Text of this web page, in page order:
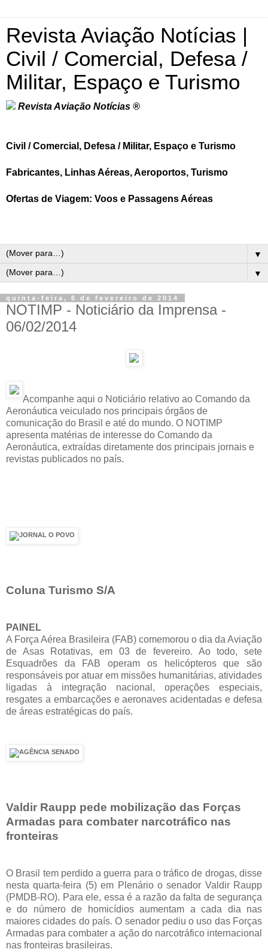
Revista Aviação Notícias |
Civil / Comercial, Defesa /
Militar, Espaço e Turismo
Revista Aviação Notícias ®
Civil / Comercial, Defesa / Militar, Espaço e Turismo
Fabricantes, Linhas Aéreas, Aeroportos, Turismo
Ofertas de Viagem: Voos e Passagens Aéreas
▼
▼
quinta-feira, 6 de fevereiro de 2014
NOTIMP - Noticiário da Imprensa -
06/02/2014
Acompanhe aqui o Noticiário relativo ao Comando da
Aeronáutica veiculado nos principais órgãos de
comunicação do Brasil e até do mundo. O NOTIMP
apresenta matérias de interesse do Comando da
Aeronáutica, extraídas diretamente dos principais jornais e
revistas publicados no país.
Coluna Turismo S/A
PAINEL
A Força Aérea Brasileira (FAB) comemorou o dia da Aviação
de Asas Rotativas, em 03 de fevereiro. Ao todo, sete
Esquadrões da FAB operam os helicópteros que são
responsáveis por atuar em missões humanitárias, atividades
ligadas à integração nacional, operações especiais,
resgates a embarcações e aeronaves acidentadas e defesa
de áreas estratégicas do país.
Valdir Raupp pede mobilização das Forças
Armadas para combater narcotráfico nas
fronteiras
O Brasil tem perdido a guerra para o tráfico de drogas, disse
nesta quarta-feira (5) em Plenário o senador Valdir Raupp
(PMDB-RO). Para ele, essa é a razão da falta de segurança
e do número de homicídios aumentam a cada dia nas
maiores cidades do país. O senador pediu o uso das Forças
Armadas para combater a ação do narcotráfico internacional
nas fronteiras brasileiras.